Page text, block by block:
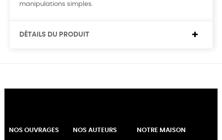
manipulations simples.
DÉTAILS DU PRODUIT
NOS OUVRAGES NOS AUTEURS NOTRE MAISON